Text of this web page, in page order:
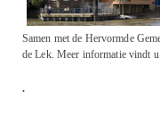
Samen met de Hervormde
de Lek. Meer informatie vindt
.